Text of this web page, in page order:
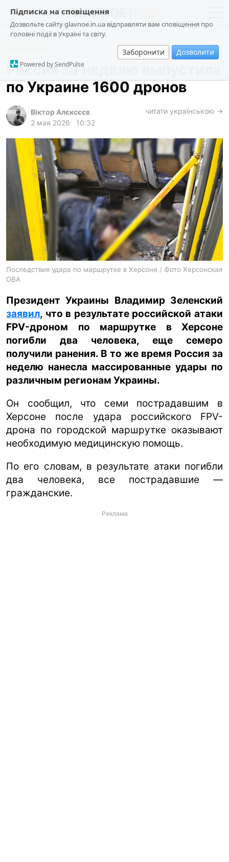
Підписка на сповіщення
Дозвольте сайту glavnoe.in.ua відправляти вам сповіщення про
головні події в Україні та світу.
Заборонити Дозволити
Powered by SendPulse
новости
о проекте
общество
происшествия
криминал
спорт
лонгриды
харьков
архив
gambling
ru en
Политика
Россия за неделю выпустила
по Украине 1600 дронов
Віктор Алєксєєв
2 мая 2026
10:32
читати українською →
Последствия удара по маршрутке в Херсоне / Фото Херсонская
ОВА
Президент Украины Владимир Зеленский
заявил, что в результате российской атаки
FPV-дроном по маршрутке в Херсоне
погибли два человека, еще семеро
получили ранения. В то же время Россия за
неделю нанесла массированные удары по
различным регионам Украины.
Он сообщил, что семи пострадавшим в
Херсоне после удара российского FPV-
дрона по городской маршрутке оказывают
необходимую медицинскую помощь.
По его словам, в результате атаки погибли
два человека, все пострадавшие —
гражданские.
Реклама